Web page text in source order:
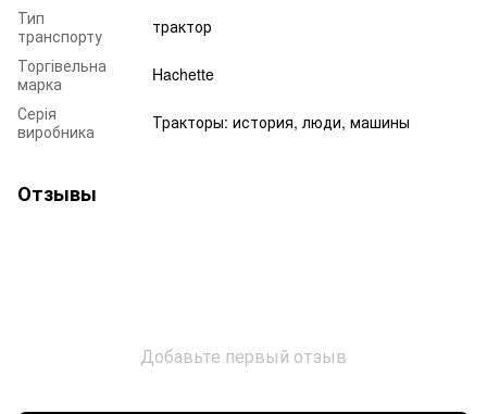
Тип
транспорту
трактор
Торгівельна
марка
Hachette
Серія
виробника
Тракторы: история, люди, машины
Отзывы
Добавьте первый отзыв